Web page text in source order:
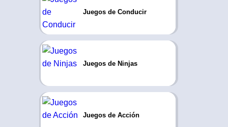
Juegos de Conducir
Juegos de Ninjas
Juegos de Acción